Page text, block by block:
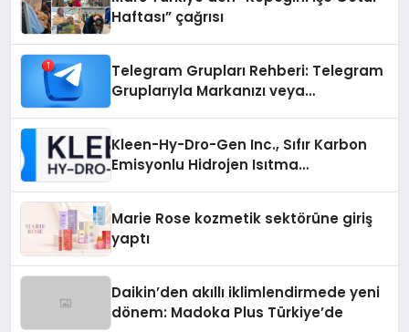
Haftası” çağrısı
Telegram Grupları Rehberi: Telegram
Gruplarıyla Markanızı veya
Kleen-Hy-Dro-Gen Inc., Sıfır Karbon
Emisyonlu Hidrojen Isıtma
Marie Rose kozmetik sektörüne giriş
yaptı
Daikin’den akıllı iklimlendirmede yeni
dönem: Madoka Plus Türkiye’de